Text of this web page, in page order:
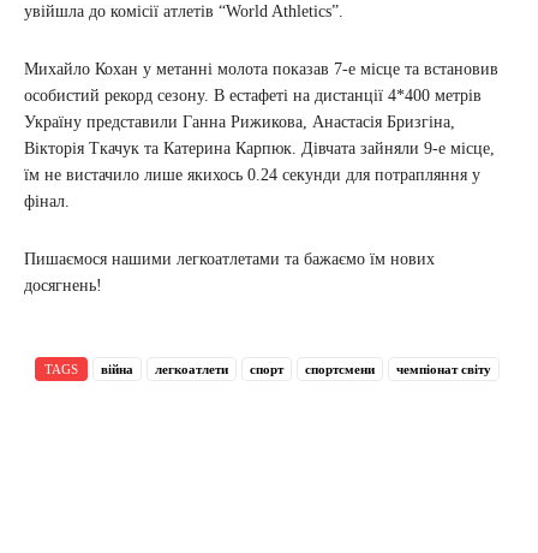
увійшла до комісії атлетів “World Athletics”.
Михайло Кохан у метанні молота показав 7-е місце та встановив
особистий рекорд сезону. В естафеті на дистанції 4*400 метрів
Україну представили Ганна Рижикова, Анастасія Бризгіна,
Вікторія Ткачук та Катерина Карпюк. Дівчата зайняли 9-е місце,
їм не вистачило лише якихось 0.24 секунди для потрапляння у
фінал.
Пишаємося нашими легкоатлетами та бажаємо їм нових
досягнень!
TAGS війна легкоатлети спорт спортсмени чемпіонат світу